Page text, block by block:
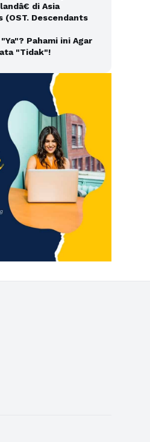
di Asia
(OST. Descendants
Pahami ini Agar
"Tidak"!